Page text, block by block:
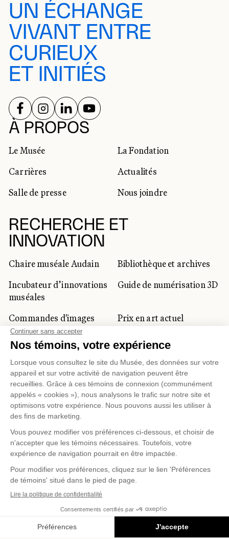
UN ÉCHANGE
VIVANT ENTRE
CURIEUX
ET INITIÉS
À PROPOS
Le Musée
La Fondation
Carrières
Actualités
Salle de presse
Nous joindre
RECHERCHE ET
INNOVATION
Chaire muséale Audain
Bibliothèque et archives
Incubateur d’innovations
muséales
Guide de numérisation 3D
Commandes d'images
Prix en art actuel
Prix Lynne-Cohen
CLIENTÈLE CORPORATIVE
ET PRIVÉE
Location d'espaces
Activités corporatives
Location d'œuvres
Voyagistes et
professionnels du
tourisme
RÉSEAUX SOCIAUX
SUIVEZ-NOUS SUR
SUIVEZ-NOUS SUR
SUIVEZ-NOUS SUR
SUIVEZ-NOUS SUR
Gestion des témoinsPolitique de confidentialité
Conditions d'utilisationPolitique d'achat en ligne
© 2026 MUSÉE NATIONAL DES BEAUX-ARTS DU
QUÉBEC